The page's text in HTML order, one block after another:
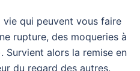
vie qui peuvent vous faire
rupture, des moqueries à
Survient alors la remise en
du regard des autres.